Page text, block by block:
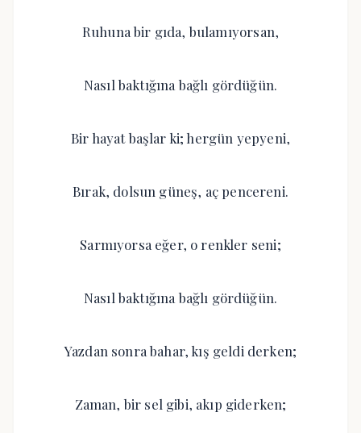
Ruhuna bir gıda, bulamıyorsan,
Nasıl baktığına bağlı gördüğün.
Bir hayat başlar ki; hergün yepyeni,
Bırak, dolsun güneş, aç pencereni.
Sarmıyorsa eğer, o renkler seni;
Nasıl baktığına bağlı gördüğün.
Yazdan sonra bahar, kış geldi derken;
Zaman, bir sel gibi, akıp giderken;